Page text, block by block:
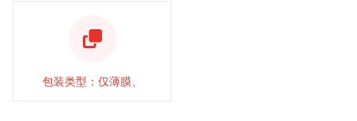
包装类型：仅薄膜、